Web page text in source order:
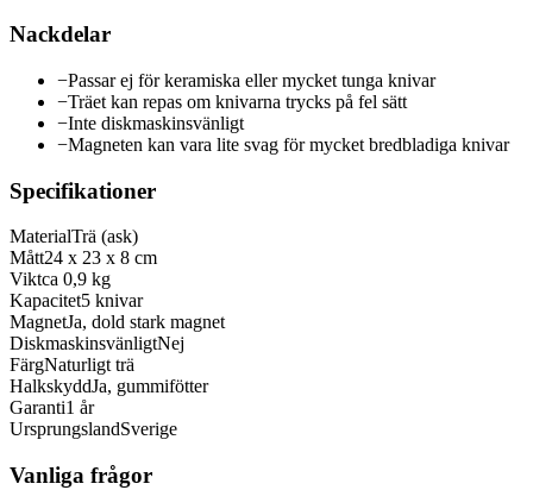
Nackdelar
−Passar ej för keramiska eller mycket tunga knivar
−Träet kan repas om knivarna trycks på fel sätt
−Inte diskmaskinsvänligt
−Magneten kan vara lite svag för mycket bredbladiga knivar
Specifikationer
MaterialTrä (ask)
Mått24 x 23 x 8 cm
Viktca 0,9 kg
Kapacitet5 knivar
MagnetJa, dold stark magnet
DiskmaskinsvänligtNej
FärgNaturligt trä
HalkskyddJa, gummifötter
Garanti1 år
UrsprungslandSverige
Vanliga frågor